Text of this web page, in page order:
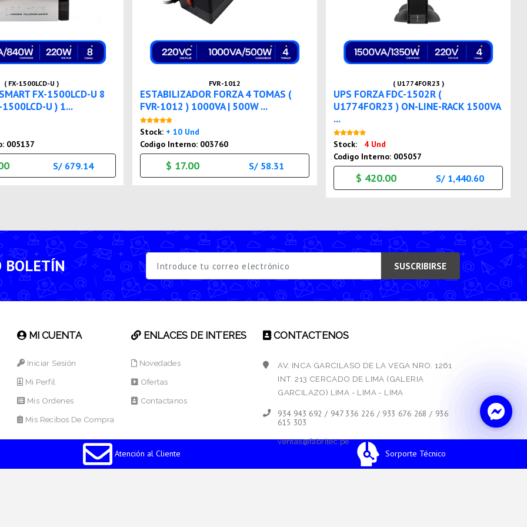
( FX-1500LCD-U )
FX-1500LCD-U 8
U ) 1...
005137
S/ 679.14
FVR-1012
ESTABILIZADOR FORZA 4 TOMAS (
FVR-1012 ) 1000VA | 500W ...
Stock: + 10 Und
Codigo Interno: 003760
$ 17.00 S/ 58.31
( U1774FOR23 )
UPS FORZA FDC-1502R (
U1774FOR23 ) ON-LINE-RACK 1500VA
...
Stock:
4 Und
Codigo Interno: 005057
$ 420.00 S/ 1,440.60
BOLETÍN SUSCRIBIRSE
Atención al Cliente Sorporte Técnico
MI CUENTA
Iniciar Sesión
Mi Perfil
Mis Ordenes
Mis Recibos De Compra
ENLACES DE INTERES
Novedades
Ofertas
Contactanos
CONTACTENOS
AV. INCA GARCILASO DE LA VEGA NRO. 1261
INT. 213 CERCADO DE LIMA (GALERIA
GARCILAZO) LIMA - LIMA - LIMA
934 943 692 / 947 336 226 / 933 676 268 / 936
615 303
ventas@fabritec.pe